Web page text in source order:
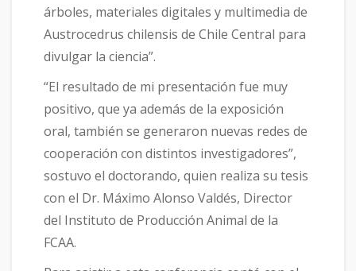
árboles, materiales digitales y multimedia de
Austrocedrus chilensis de Chile Central para
divulgar la ciencia”.
“El resultado de mi presentación fue muy
positivo, que ya además de la exposición
oral, también se generaron nuevas redes de
cooperación con distintos investigadores”,
sostuvo el doctorando, quien realiza su tesis
con el Dr. Máximo Alonso Valdés, Director
del Instituto de Producción Animal de la
FCAA.